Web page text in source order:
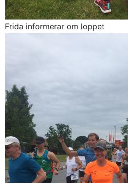
Frida informerar om loppet